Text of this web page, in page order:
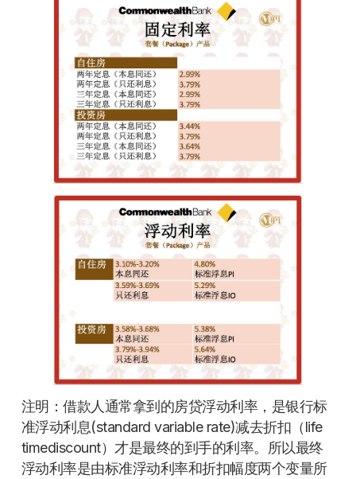
注明：借款人通常拿到的房贷浮动利率，是银行标
准浮动利息(standard variable rate)减去折扣（life
timediscount）才是最终的到手的利率。所以最终
浮动利率是由标准浮动利率和折扣幅度两个变量所